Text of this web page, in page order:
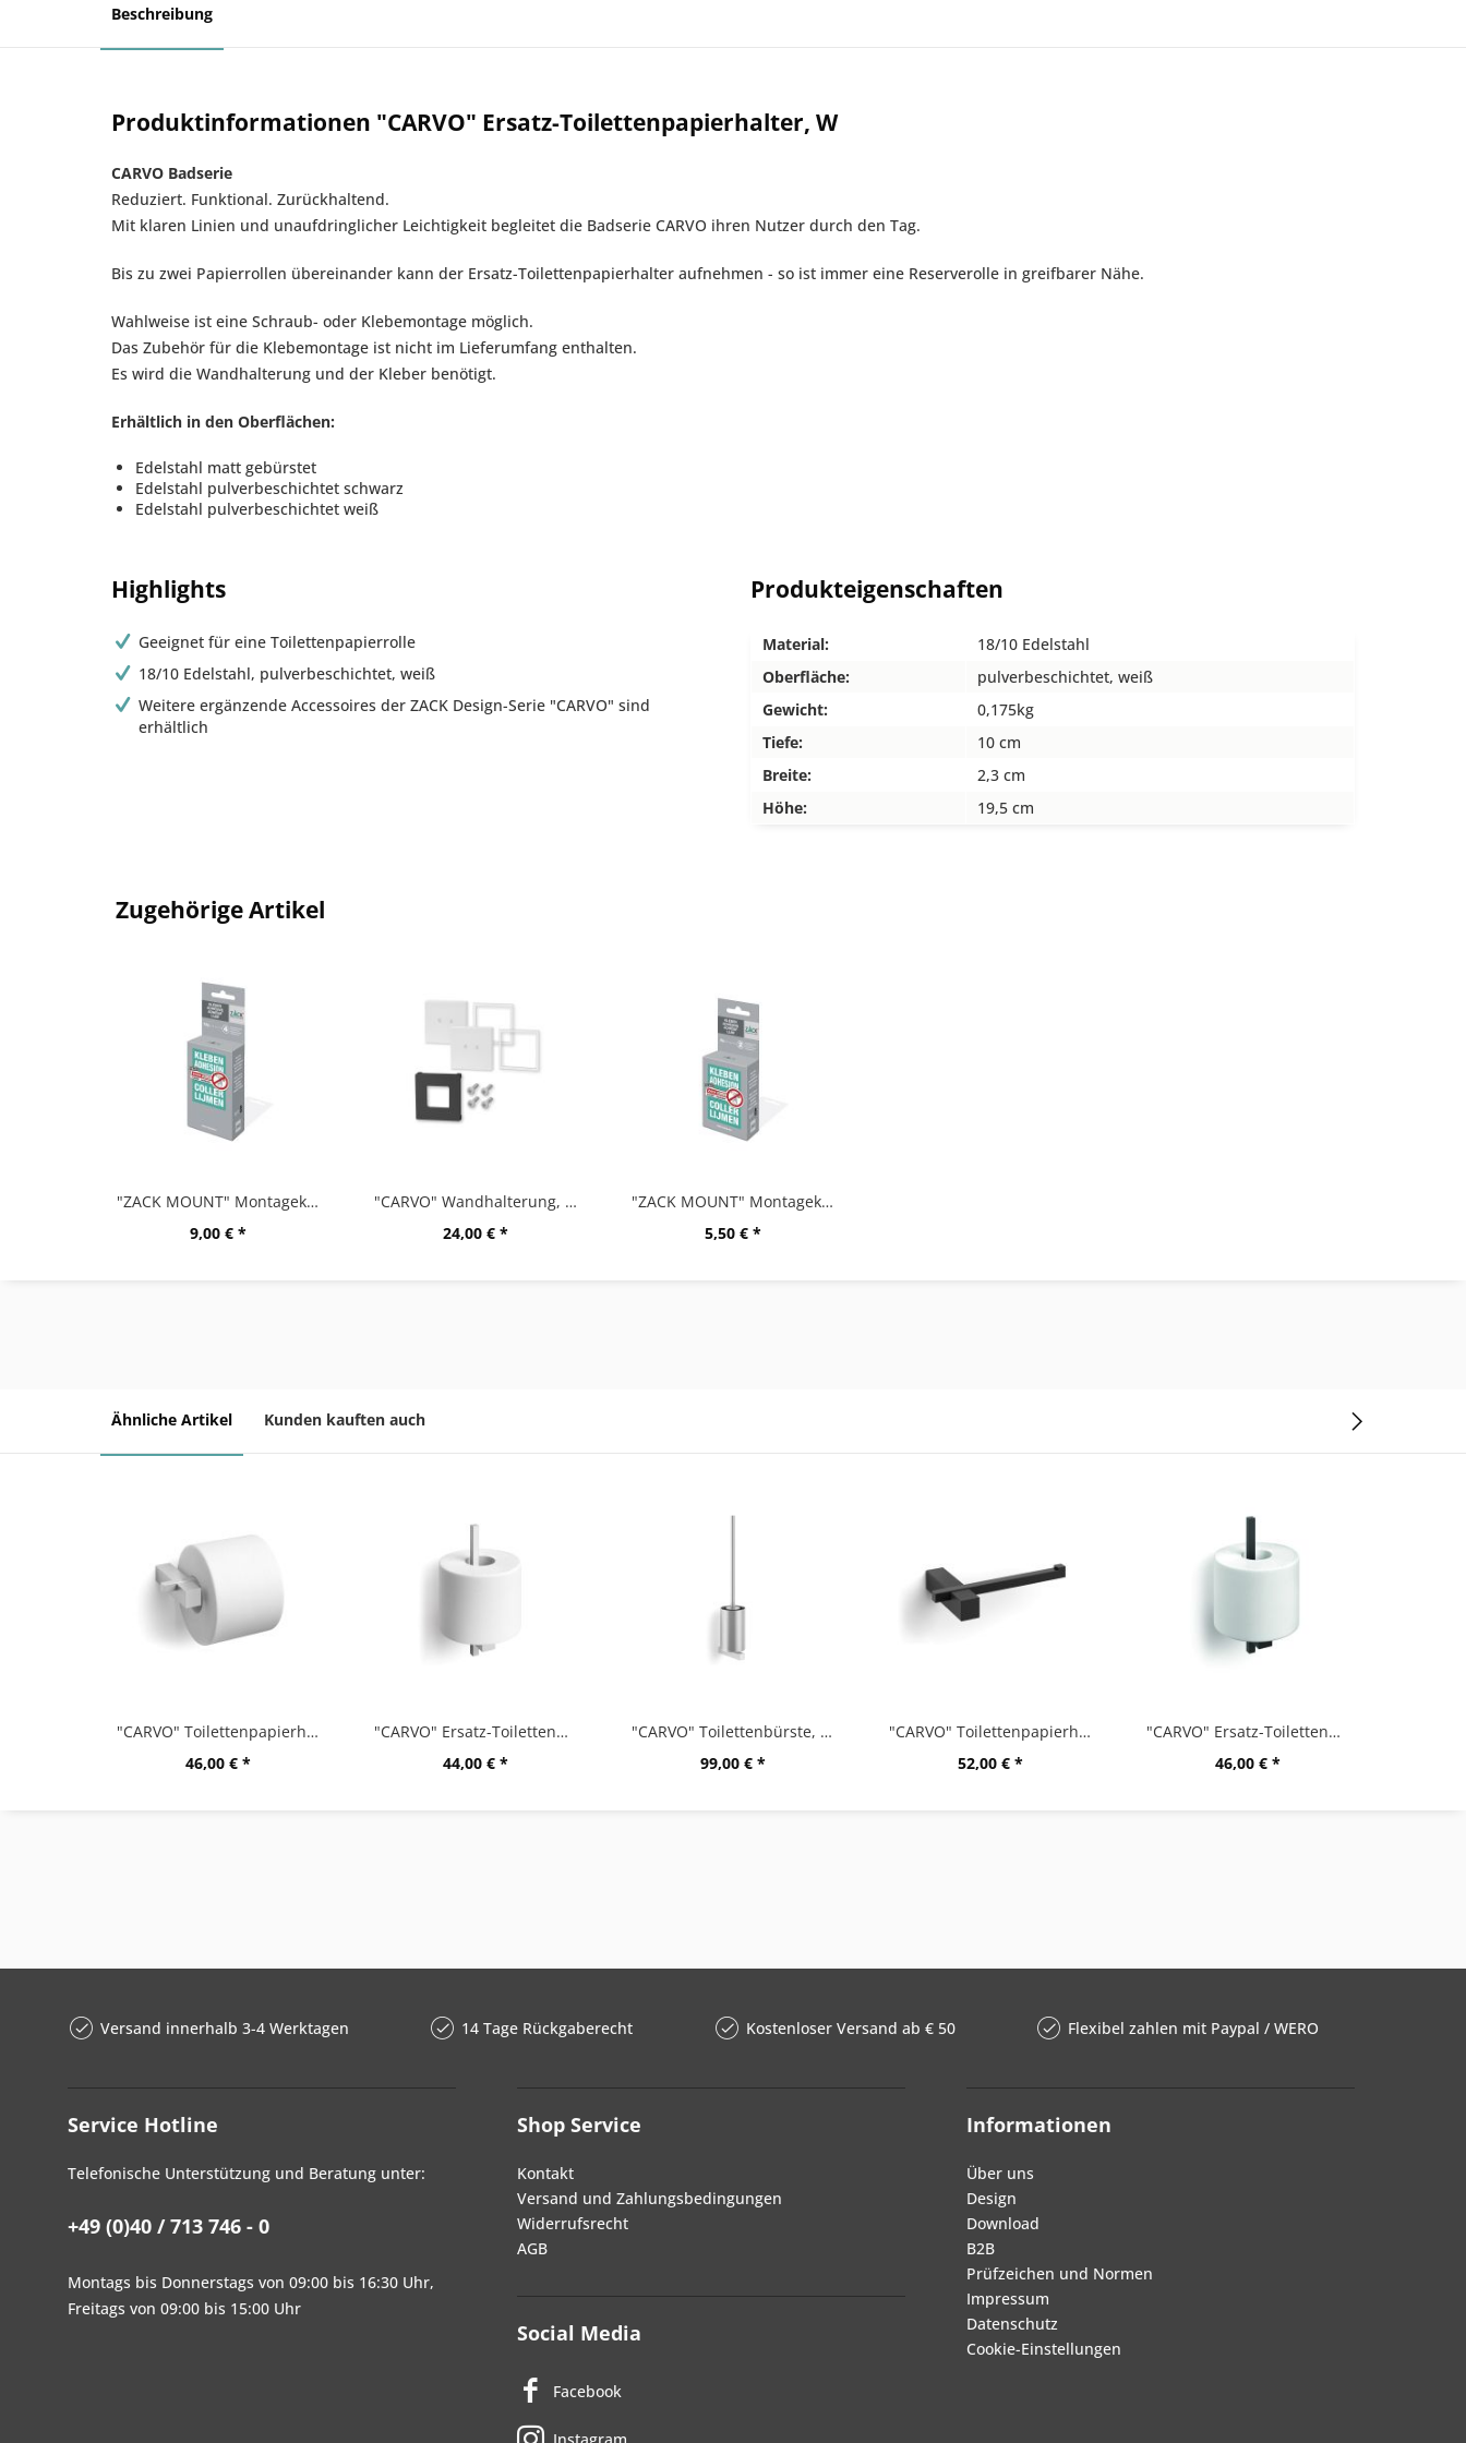
Beschreibung
Produktinformationen "CARVO" Ersatz-Toilettenpapierhalter, W
CARVO Badserie
Reduziert. Funktional. Zurückhaltend.
Mit klaren Linien und unaufdringlicher Leichtigkeit begleitet die Badserie CARVO ihren Nutzer durch den Tag.
Bis zu zwei Papierrollen übereinander kann der Ersatz-Toilettenpapierhalter aufnehmen - so ist immer eine Reserverolle in greifbarer Nähe.
Wahlweise ist eine Schraub- oder Klebemontage möglich.
Das Zubehör für die Klebemontage ist nicht im Lieferumfang enthalten.
Es wird die Wandhalterung und der Kleber benötigt.
Erhältlich in den Oberflächen:
Edelstahl matt gebürstet
Edelstahl pulverbeschichtet schwarz
Edelstahl pulverbeschichtet weiß
Highlights
Geeignet für eine Toilettenpapierrolle
18/10 Edelstahl, pulverbeschichtet, weiß
Weitere ergänzende Accessoires der ZACK Design-Serie "CARVO" sind
erhältlich
Produkteigenschaften
Material:
18/10 Edelstahl
Oberfläche:
pulverbeschichtet, weiß
Gewicht:
0,175kg
Tiefe:
10 cm
Breite:
2,3 cm
Höhe:
19,5 cm
Zugehörige Artikel
"ZACK MOUNT" Montagekleber, 12g
9,00 € *
"CARVO" Wandhalterung, Set/2, W
24,00 € *
"ZACK MOUNT" Montagekleber, 6g
5,50 € *
Ähnliche Artikel Kunden kauften auch
"CARVO" Toilettenpapierhalter, M
46,00 € *
"CARVO" Ersatz-Toilettenpapierhalter, M
44,00 € *
"CARVO" Toilettenbürste, Matt
99,00 € *
"CARVO" Toilettenpapierhalter, schwarz
52,00 € *
"CARVO" Ersatz-Toilettenpapierhalter, B
46,00 € *
Versand innerhalb 3-4 Werktagen 14 Tage Rückgaberecht Kostenloser Versand ab € 50 Flexibel zahlen mit Paypal / WERO
Service Hotline
Telefonische Unterstützung und Beratung unter:
+49 (0)40 / 713 746 - 0
Montags bis Donnerstags von 09:00 bis 16:30 Uhr,
Freitags von 09:00 bis 15:00 Uhr
Shop Service
Kontakt
Versand und Zahlungsbedingungen
Widerrufsrecht
AGB
Social Media
Facebook
Instagram
Informationen
Über uns
Design
Download
B2B
Prüfzeichen und Normen
Impressum
Datenschutz
Cookie-Einstellungen